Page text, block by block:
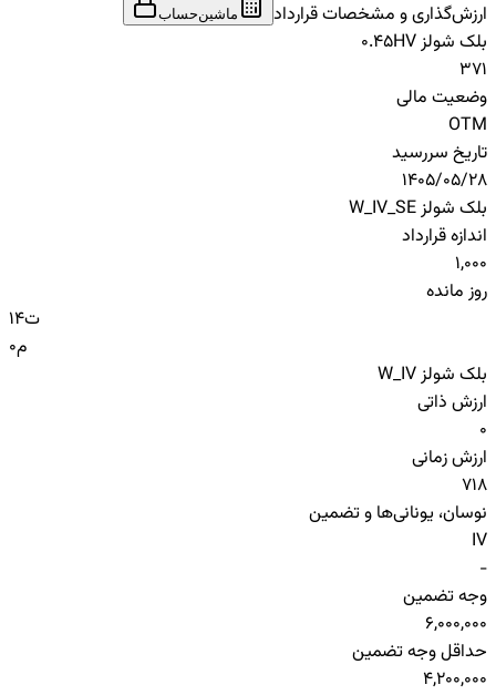
ارزش‌گذاری و مشخصات قرارداد
ماشین‌حساب
بلک شولز HV
0.45
371
وضعیت مالی
OTM
تاریخ سررسید
1405/05/28
بلک شولز W_IV_SE
اندازه قرارداد
1,000
روز مانده
14ت
0م
بلک شولز W_IV
ارزش ذاتی
0
ارزش زمانی
718
نوسان، یونانی‌ها و تضمین
IV
-
وجه تضمین
6,000,000
حداقل وجه تضمین
4,200,000